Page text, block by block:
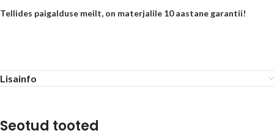
Tellides paigalduse meilt, on materjalile 10 aastane garantii!
Lisainfo
Seotud tooted